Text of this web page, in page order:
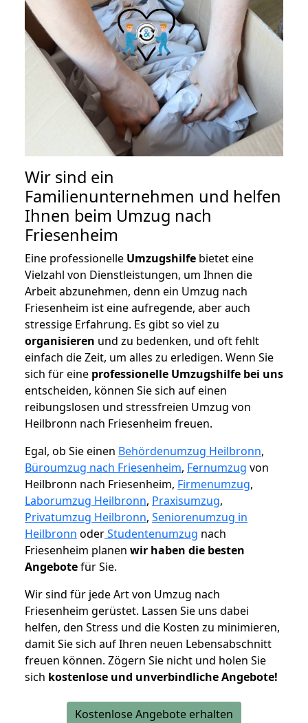
Wir sind ein
Familienunternehmen und helfen
Ihnen beim Umzug nach
Friesenheim
Eine professionelle Umzugshilfe bietet eine
Vielzahl von Dienstleistungen, um Ihnen die
Arbeit abzunehmen, denn ein Umzug nach
Friesenheim ist eine aufregende, aber auch
stressige Erfahrung. Es gibt so viel zu
organisieren und zu bedenken, und oft fehlt
einfach die Zeit, um alles zu erledigen. Wenn Sie
sich für eine professionelle Umzugshilfe bei uns
entscheiden, können Sie sich auf einen
reibungslosen und stressfreien Umzug von
Heilbronn nach Friesenheim freuen.
Egal, ob Sie einen Behördenumzug Heilbronn,
Büroumzug nach Friesenheim, Fernumzug von
Heilbronn nach Friesenheim, Firmenumzug,
Laborumzug Heilbronn, Praxisumzug,
Privatumzug Heilbronn, Seniorenumzug in
Heilbronn oderStudentenumzug nach
Friesenheim planen wir haben die besten
Angebotefür Sie.
Wir sind für jede Art von Umzug nach
Friesenheim gerüstet. Lassen Sie uns dabei
helfen, den Stress und die Kosten zu minimieren,
damit Sie sich auf Ihren neuen Lebensabschnitt
freuen können. Zögern Sie nicht und holen Sie
sich kostenlose und unverbindliche Angebote!
Kostenlose Angebote erhalten